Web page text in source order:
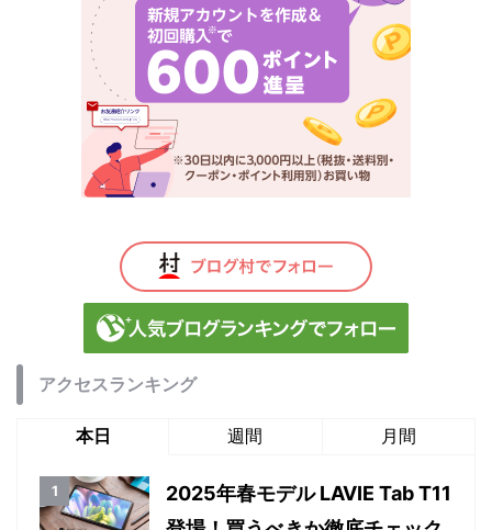
アクセスランキング
本日 週間 月間
2025年春モデル LAVIE Tab T11